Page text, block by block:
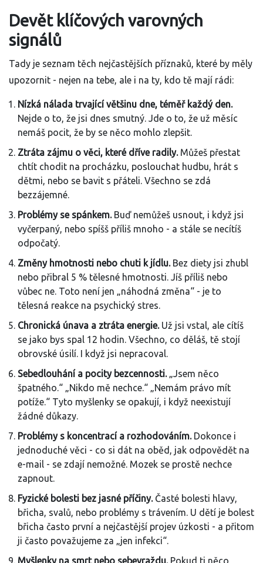
Devět klíčových varovných
signálů
Tady je seznam těch nejčastějších příznaků, které by měly
upozornit - nejen na tebe, ale i na ty, kdo tě mají rádi:
Nízká nálada trvající většinu dne, téměř každý den.
Nejde o to, že jsi dnes smutný. Jde o to, že už měsíc
nemáš pocit, že by se něco mohlo zlepšit.
Ztráta zájmu o věci, které dříve radily.Můžeš přestat
chtít chodit na procházku, poslouchat hudbu, hrát s
dětmi, nebo se bavit s přáteli. Všechno se zdá
bezzájemné.
Problémy se spánkem.Buď nemůžeš usnout, i když jsi
vyčerpaný, nebo spíšš příliš mnoho - a stále se necítíš
odpočatý.
Změny hmotnosti nebo chuti k jídlu.Bez diety jsi zhubl
nebo přibral 5 % tělesné hmotnosti. Jíš příliš nebo
vůbec ne. Toto není jen „náhodná změna“ - je to
tělesná reakce na psychický stres.
Chronická únava a ztráta energie.Už jsi vstal, ale cítíš
se jako bys spal 12 hodin. Všechno, co děláš, tě stojí
obrovské úsilí. I když jsi nepracoval.
Sebedlouhání a pocity bezcennosti.„Jsem něco
špatného.“ „Nikdo mě nechce.“ „Nemám právo mít
potíže.“ Tyto myšlenky se opakují, i když neexistují
žádné důkazy.
Problémy s koncentrací a rozhodováním.Dokonce i
jednoduché věci - co si dát na oběd, jak odpovědět na
e-mail - se zdají nemožné. Mozek se prostě nechce
zapnout.
Fyzické bolesti bez jasné příčiny.Časté bolesti hlavy,
břicha, svalů, nebo problémy s trávením. U dětí je bolest
břicha často první a nejčastější projev úzkosti - a přitom
ji často považujeme za „jen infekci“.
Myšlenky na smrt nebo sebevraždu.Pokud ti něco